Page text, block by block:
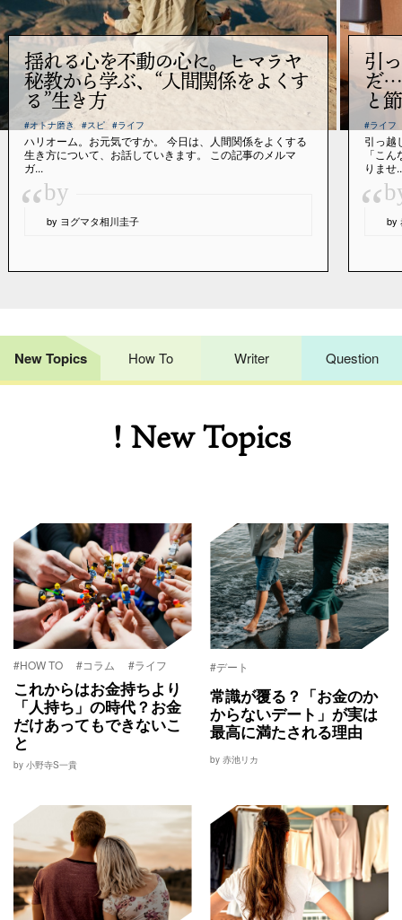
揺れる心を不動の心に。ヒマラヤ
秘教から学ぶ、“人間関係をよくす
る”生き方
#オトナ磨き #スピ #ライフ
ハリオーム。お元気ですか。 今日は、人間関係をよくする
生き方について、お話していきます。 この記事のメルマ
ガ...
“by
by ヨグマタ相川圭子
引
だ…
と
#ライフ
引っ越
「こ
りませ
“ by
New Topics How To Writer Question
! New Topics
#HOW TO #コラム #ライフ
これからはお金持ちより
「人持ち」の時代？お金
だけあってもできないこ
と
by 小野寺S一貴
#デート
常識が覆る？「お金のか
からないデート」が実は
最高に満たされる理由
by 赤池リカ